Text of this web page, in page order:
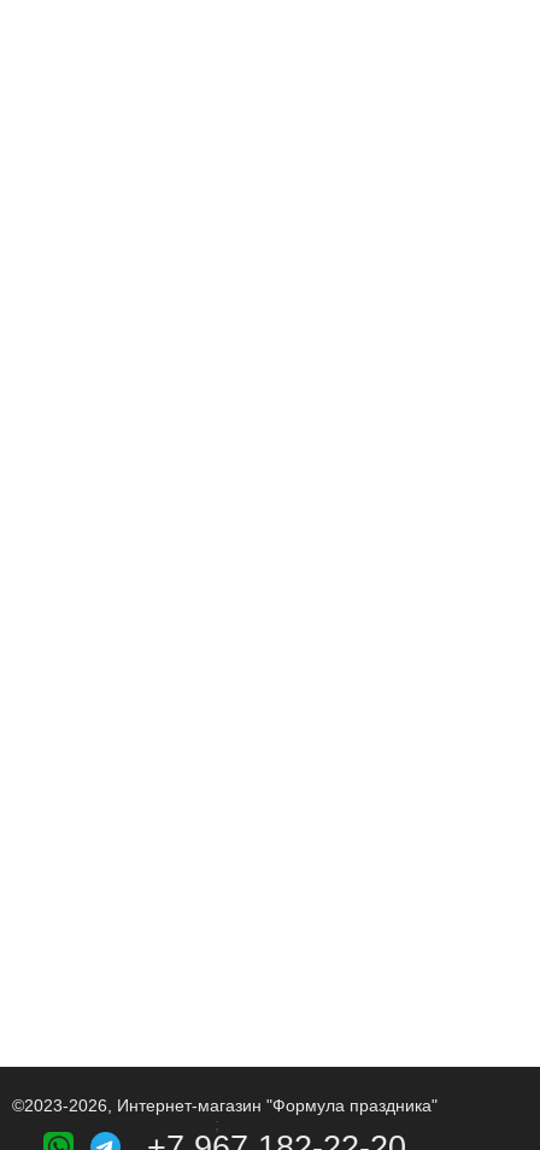
©2023-2026, Интернет-магазин "Формула праздника"
;